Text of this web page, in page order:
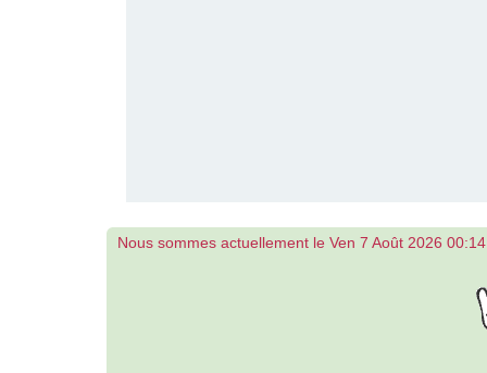
Nous sommes actuellement le Ven 7 Août 2026 00:14